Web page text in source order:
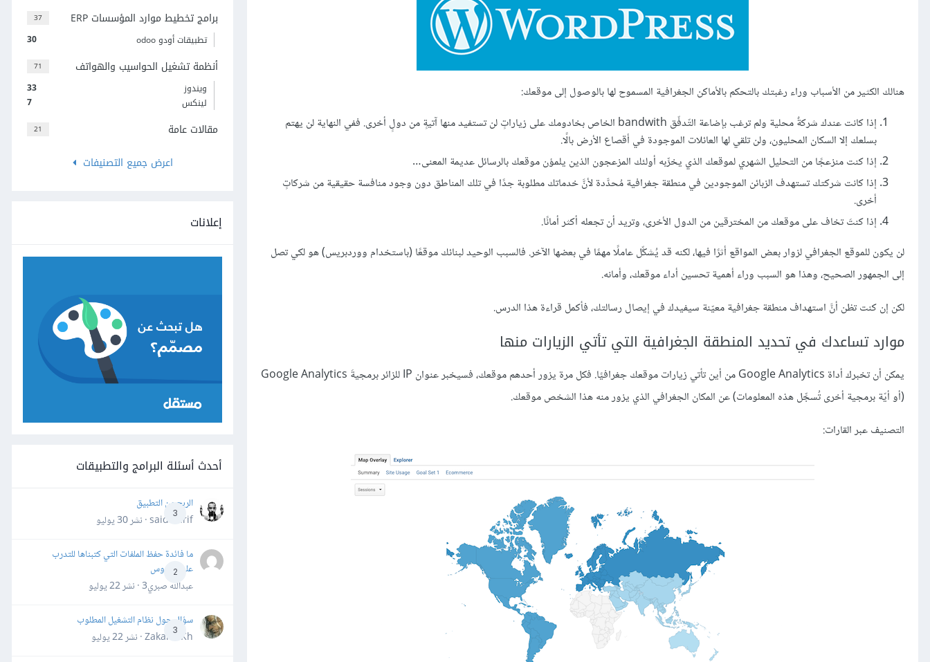
هنالك الكثير من الأسباب وراء رغبتك بالتحكم بالأماكن الجغرافية المسموح لها بالوصول إلى موقعك:
إذا كانت عندك شركةٌ محلية ولم ترغب بإضاعة التّدفّق bandwith الخاص بخادومك على زياراتٍ لن تستفيد منها آتيةٍ من دولٍ أخرى. ففي النهاية لن يهتم
بسلعك إلا السكان المحليون، ولن تلقي لها العائلات الموجودة في أقصاع الأرض بالًا.
إذا كنت منزعجًا من التحليل الشهري لموقعك الذي يخرِّبه أولئك المزعجون الذين يلمؤن موقعك بالرسائل عديمة المعنى…
إذا كانت شركتك تستهدف الزبائن الموجودين في منطقة جغرافية مُحدَّدة لأنَّ خدماتك مطلوبة جدًا في تلك المناطق دون وجود منافسة حقيقية من شركاتٍ
أخرى.
إذا كنتَ تخاف على موقعك من المخترقين من الدول الأخرى، وتريد أن تجعله أكثر أمانًا.
لن يكون للموقع الجغرافي لزوار بعض المواقع أثرًا فيها، لكنه قد يُشكِّل عاملًا مهمًا في بعضها الآخر. فالسبب الوحيد لبنائك موقعًا (باستخدام ووردبريس) هو لكي تصل
إلى الجمهور الصحيح، وهذا هو السبب وراء أهمية تحسين أداء موقعك، وأمانه.
لكن إن كنت تظن أنَّ استهداف منطقة جغرافية معيّنة سيفيدك في إيصال رسالتك، فأكمل قراءة هذا الدرس.
موارد تساعدك في تحديد المنطقة الجغرافية التي تأتي الزيارات منها
يمكن أن تخبرك أداة Google Analytics من أين تأتي زيارات موقعك جغرافيًا. فكل مرة يزور أحدهم موقعك، فسيخبر عنوان IP للزائر برمجيةَ Google Analytics
(أو أيّة برمجية أخرى تُسجِّل هذه المعلومات) عن المكان الجغرافي الذي يزور منه هذا الشخص موقعك.
التصنيف عبر القارات:
37 برامج تخطيط موارد المؤسسات ERP
30 تطبيقات أودو odoo
71 أنظمة تشغيل الحواسيب والهواتف
33
ويندوز
7
لينكس
21
مقالات عامة
اعرض جميع التصنيفات
إعلانات
أحدث أسئلة البرامج والتطبيقات
3
الربح من التطبيق
said darif · نشر
30 يوليو
2
ما فائدة حفظ الملفات التي كتبناها للتدرب
على الدروس
عبدالله صبري3 · نشر
22 يوليو
3
سؤال حول نظام التشغيل المطلوب
Zakaria Kh · نشر
22 يوليو